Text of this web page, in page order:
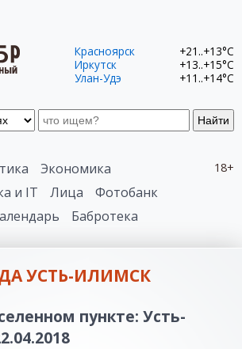
Найти
Красноярск
+21..+13°C
Иркутск
+13..+15°C
Улан-Удэ
+11..+14°C
18+
Экономика
и IT Лица
Фотобанк
Бабротека
УСТЬ-ИЛИМСК
пункте: Усть-